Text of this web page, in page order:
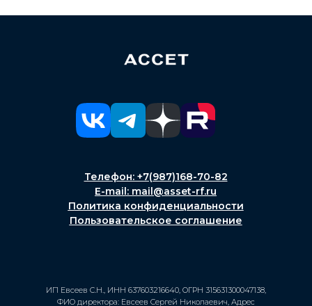
Телефон: +7(987)168-70-82
E-mail: mail@asset-rf.ru
Политика конфиденциальности
Пользовательское соглашение
ИП Евсеев С.Н., ИНН 637603216640, ОГРН 315631300047138,
ФИО директора: Евсеев Сергей Николаевич, Адрес